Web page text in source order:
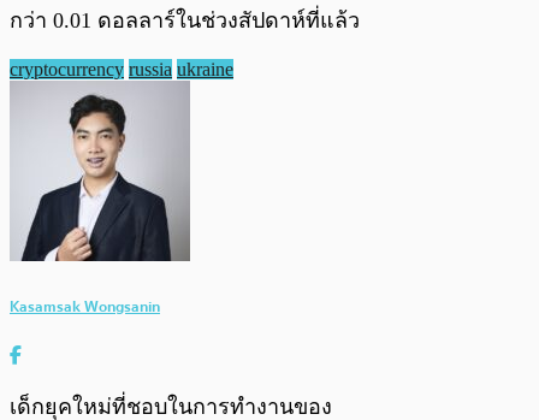
กว่า 0.01 ดอลลาร์ในช่วงสัปดาห์ที่แล้ว
cryptocurrency russia ukraine
Kasamsak Wongsanin
เด็กยุคใหม่ที่ชอบในการทำงานของ